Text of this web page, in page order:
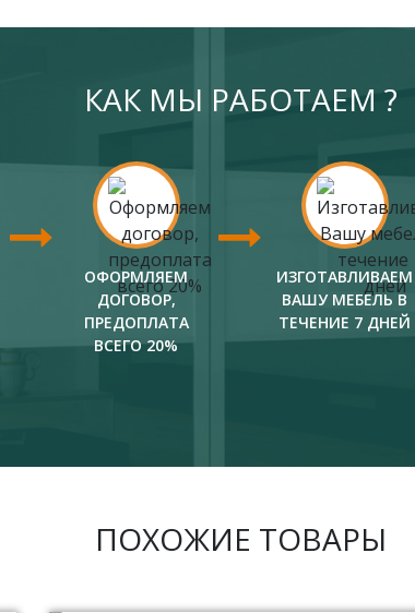
КАК МЫ РАБОТАЕМ ?
ОФОРМЛЯЕМ
ДОГОВОР,
ПРЕДОПЛАТА
ВСЕГО 20%
ИЗГОТАВЛИВАЕМ
ВАШУ МЕБЕЛЬ В
ТЕЧЕНИЕ 7 ДНЕЙ
ПОХОЖИЕ ТОВАРЫ